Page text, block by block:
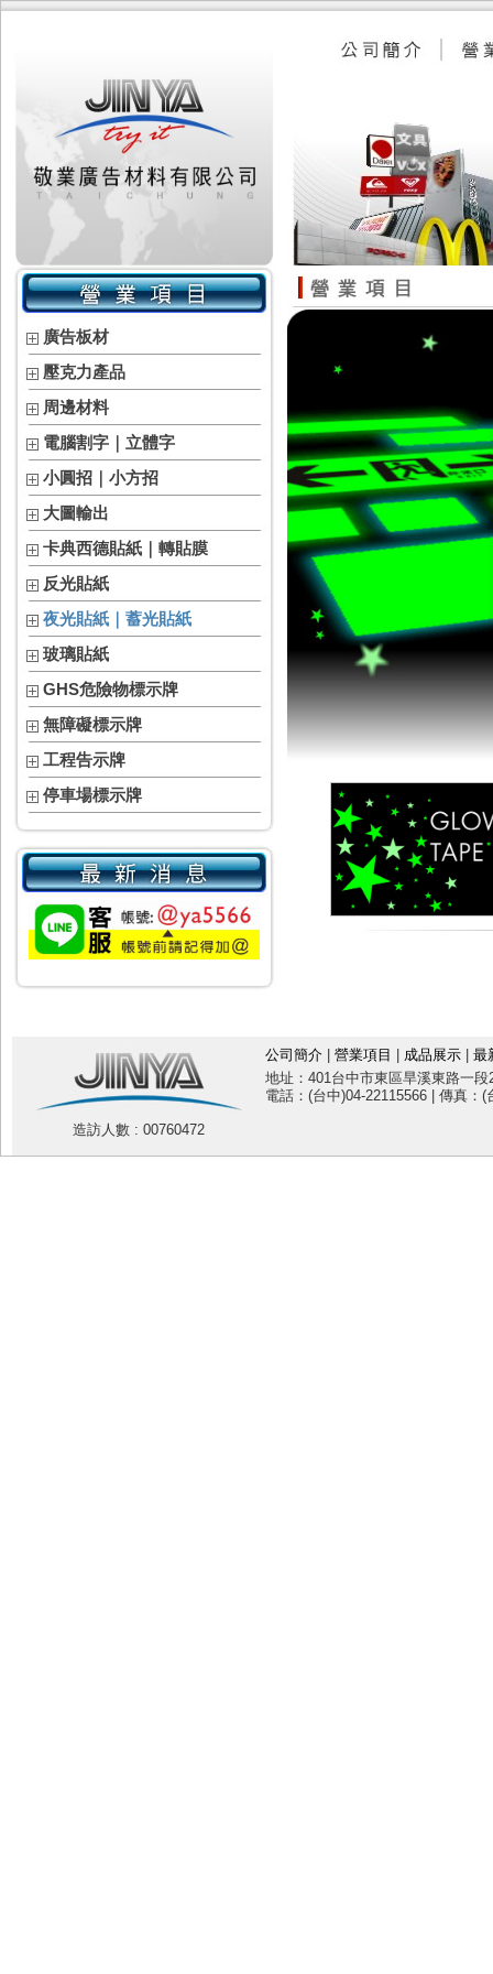
廣告板材
壓克力產品
周邊材料
電腦割字｜立體字
小圓招｜小方招
大圖輸出
卡典西德貼紙｜轉貼膜
反光貼紙
夜光貼紙｜蓄光貼紙
玻璃貼紙
GHS危險物標示牌
無障礙標示牌
工程告示牌
停車場標示牌
造訪人數 : 00760472
公司簡介 營業項目 成品展示
最
地址：401台中市東區旱溪東路一
電話：(台中)04-22115566 | 傳真：(